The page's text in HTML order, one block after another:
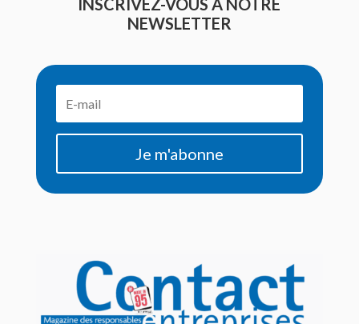
NEWSLETTER
Je m'abonne